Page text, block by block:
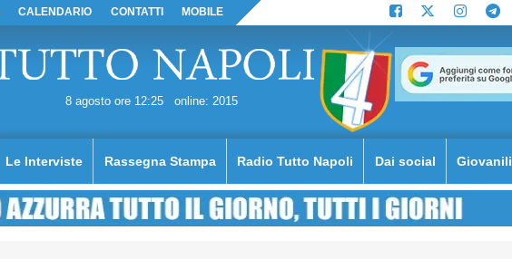
CALENDARIO CONTATTI MOBILE
8 agosto ore 12:25 online: 2015
Le Interviste Rassegna Stampa Radio Tutto Napoli Dai social Giovanili